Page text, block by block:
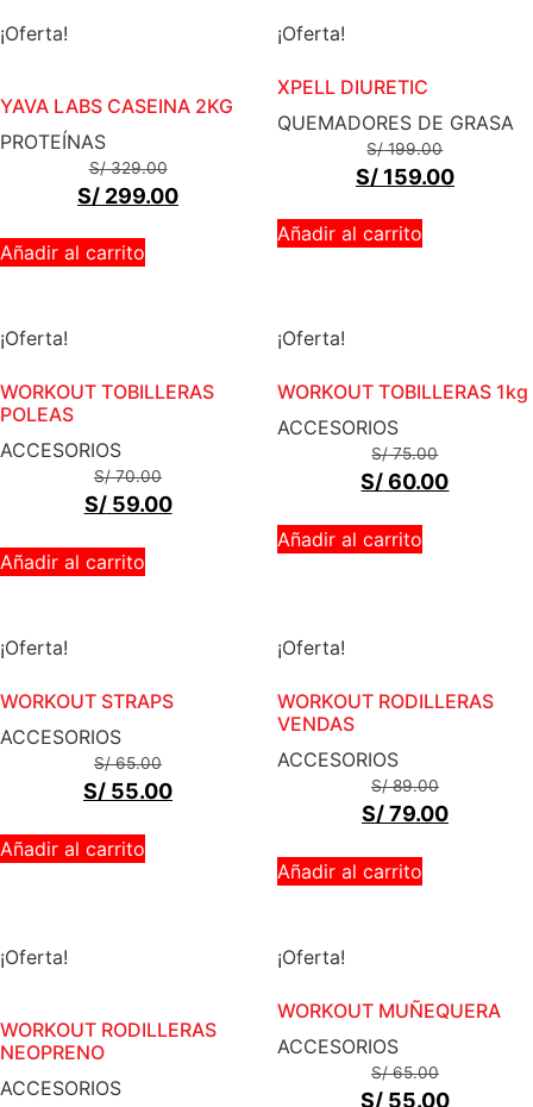
¡Oferta!
YAVA LABS CASEINA 2KG
PROTEÍNAS
S/329.00
S/ 299.00
Añadir al carrito
¡Oferta!
XPELL DIURETIC
QUEMADORES DE GRASA
S/199.00
S/159.00
Añadir al carrito
¡Oferta!
WORKOUT TOBILLERAS
POLEAS
ACCESORIOS
S/70.00
S/59.00
Añadir al carrito
¡Oferta!
WORKOUT TOBILLERAS 1kg
ACCESORIOS
S/75.00
S/60.00
Añadir al carrito
¡Oferta!
WORKOUT STRAPS
ACCESORIOS
S/65.00
S/ 55.00
Añadir al carrito
¡Oferta!
WORKOUT RODILLERAS
VENDAS
ACCESORIOS
S/89.00
S/79.00
Añadir al carrito
¡Oferta!
WORKOUT RODILLERAS
NEOPRENO
ACCESORIOS
¡Oferta!
WORKOUT MUÑEQUERA
ACCESORIOS
S/65.00
S/55.00